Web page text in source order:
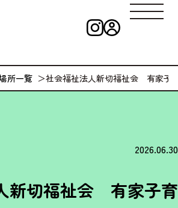
ながさきこども
所一覧 社会福祉法人新切福祉会 有家子
2026.06.30
新切福祉会 有家子育